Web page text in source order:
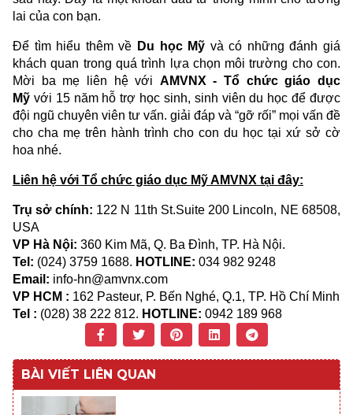
lai của con bạn.
Để tìm hiểu thêm về Du học Mỹ và có những đánh giá
khách quan trong quá trình lựa chọn môi trường cho con.
Mời ba mẹ liên hệ với AMVNX - Tổ chức giáo dục
Mỹ với 15 năm hỗ trợ học sinh, sinh viên du học để được
đội ngũ chuyên viên tư vấn. giải đáp và “gỡ rối” mọi vấn đề
cho cha mẹ trên hành trình cho con du học tại xứ sở cờ
hoa nhé.
Liên hệ với Tổ chức giáo dục Mỹ AMVNX tại đây:
Trụ sở chính: 122 N 11th St.Suite 200 Lincoln, NE 68508,
USA
VP Hà Nội: 360 Kim Mã, Q. Ba Đình, TP. Hà Nội.
Tel: (024) 3759 1688. HOTLINE: 034 982 9248
Email: info-hn@amvnx.com
VP HCM : 162 Pasteur, P. Bến Nghé, Q.1, TP. Hồ Chí Minh
Tel : (028) 38 222 812. HOTLINE: 0942 189 968
BÀI VIẾT LIÊN QUAN